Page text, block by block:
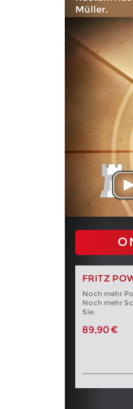
Müller.
FRITZ
Noch mehr
Noch mehr
Sie.
89,90 €